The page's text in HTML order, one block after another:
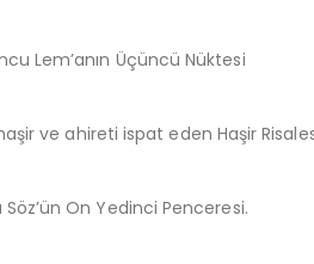
Lem’anın Üçüncü Nüktesi
ve ahireti ispat eden Haşir
On Yedinci Penceresi.